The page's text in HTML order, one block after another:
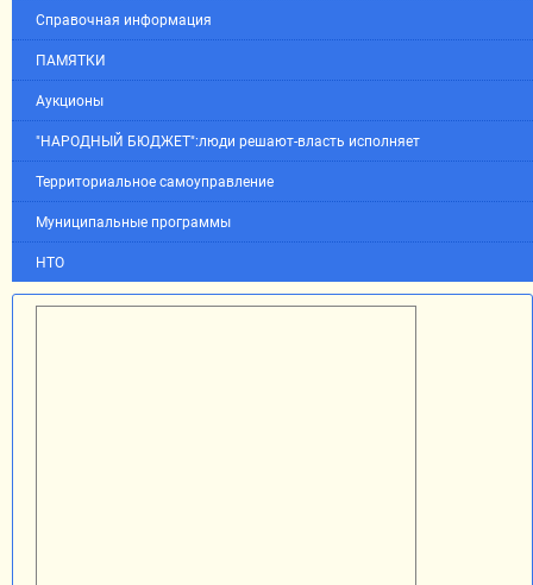
Справочная информация
ПАМЯТКИ
Аукционы
"НАРОДНЫЙ БЮДЖЕТ":люди решают-власть исполняет
Территориальное самоуправление
Муниципальные программы
НТО